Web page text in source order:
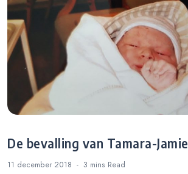
De bevalling van Tamara-Jamie
11 december 2018 3 mins Read